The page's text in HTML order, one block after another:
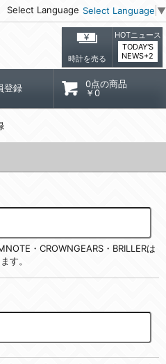
Select Language Select Language ▼
時計を売る
HOTニュース
TODAY'S
NEWS+2
登録
0点の商品
￥0
・CROWNGEARS・BRILLERは
す。